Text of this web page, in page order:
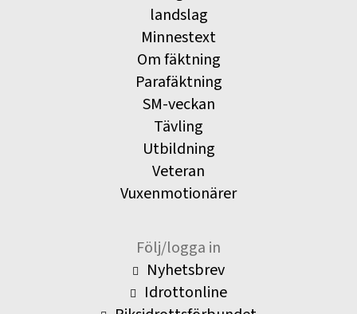
landslag
Minnestext
Om fäktning
Parafäktning
SM-veckan
Tävling
Utbildning
Veteran
Vuxenmotionärer
Följ/logga in
Nyhetsbrev
Idrottonline